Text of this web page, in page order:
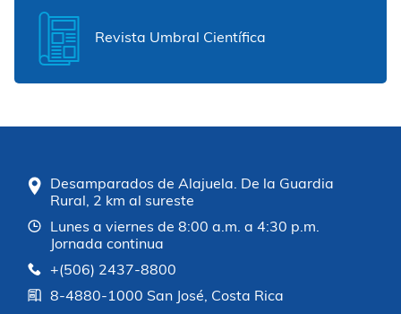
Revista Umbral Científica
Desamparados de Alajuela. De la Guardia
Rural, 2 km al sureste
Lunes a viernes de 8:00 a.m. a 4:30 p.m.
Jornada continua
+(506) 2437-8800
8-4880-1000 San José, Costa Rica